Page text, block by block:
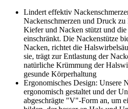
Lindert effektiv
Nackenschmerzen und Druck
Kiefer und Nacken stützt und
einschränkt. Die Nackenstütze
Nacken, richtet die
sie, trägt zur Entlastung der
natürliche Krümmung der
gesunde Körperhaltung
Ergonomisches Design: Unsere
ergonomisch gestaltet und der
abgeschrägte "V"-Form an, um